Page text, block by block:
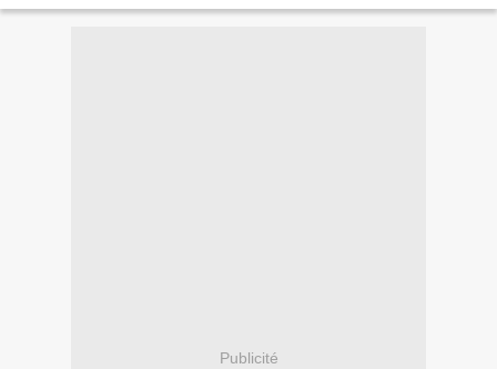
Publicité